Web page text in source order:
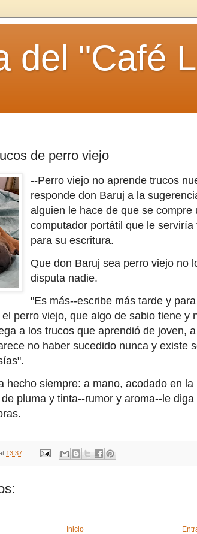
del "Café
de perro viejo
--Perro viejo no aprende trucos
responde don Baruj a la
alguien le hace de que se compre
computador portátil que le serviría
para su escritura.
Que don Baruj sea perro viejo no
disputa nadie.
"Es más--escribe más tarde y
perro viejo, que algo de sabio tiene y
a los trucos que aprendió de joven,
no haber sucedido nunca y existe
hecho siempre: a mano, acodado en la
pluma y tinta--rumor y aroma--le diga
13:37
Inicio